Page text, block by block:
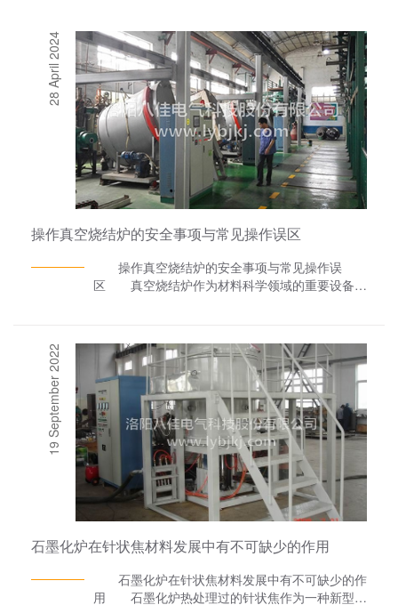
28 April 2024
操作真空烧结炉的安全事项与常见操作误区
操作真空烧结炉的安全事项与常见操作误
区 真空烧结炉作为材料科学领域的重要设备，
注意的安全事项，以及常见的操作误区，旨在提高
操作人员的安全意识，确保实验过程的顺利进
行。 一、操作真空烧结炉的安全事项 设备
检查：在操作真空烧结炉前，必须仔细检查设备的
完整性，包括炉体、真空系统、加热元件、控制系
统等，确保没有损坏或异常现象。 真空度监
控：真空烧结炉的核心在于其高真空环境，因此必
须实时监控炉内的真空度。在未达到预定真空度
前，不得进行加热操作，以防止材料氧化或发生其
他不良反应。 温度控制：烧结过程中的温度控
超温或温度波动过大，以保证材料的性能稳
的防护用品，如耐高温手套、防护眼镜等，以防止
高温或飞溅物对人员造成伤害。 应急处理：熟
19 September 2022
石墨化炉在针状焦材料发展中有不可缺少的作用
石墨化炉在针状焦材料发展中有不可缺少的作
用 石墨化炉热处理过的针状焦作为一种新型炭